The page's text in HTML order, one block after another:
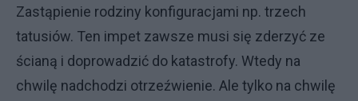
Zastąpienie rodziny konfiguracjami np. trzech
tatusiów. Ten impet zawsze musi się zderzyć ze
ścianą i doprowadzić do katastrofy. Wtedy na
chwilę nadchodzi otrzeźwienie. Ale tylko na chwilę